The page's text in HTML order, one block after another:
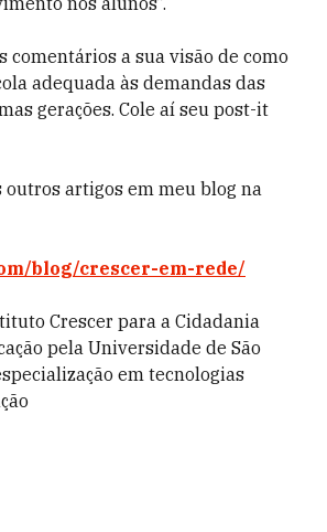
comentários a sua visão de como
adequada às demandas das
gerações. Cole aí seu post-it
outros artigos em meu blog na
blog/crescer-em-rede/
Crescer para a Cidadania
pela Universidade de São
em tecnologias